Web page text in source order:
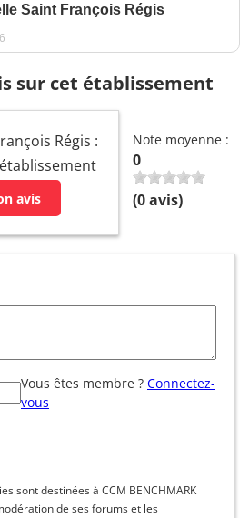
Saint François Régis
sur cet établissement
Régis :
avis
Note moyenne :
0
(0avis)
Vous êtes membre ? Connectez-
vous
sont destinées à CCM BENCHMARK
de ses forums et les